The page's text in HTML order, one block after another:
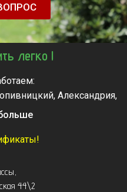
легко !
Александрия,
Светловодск
Канев, Корсунь-
Умань, Христиновка.
Шпола
,
44\2